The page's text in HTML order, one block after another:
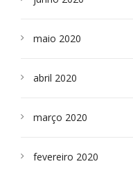
maio 2020
abril 2020
março 2020
fevereiro 2020